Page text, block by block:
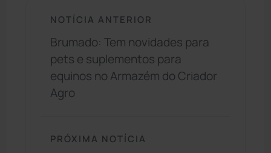
NOTÍCIA ANTERIOR
Brumado: Tem novidades para
pets e suplementos para
equinos no Armazém do Criador
Agro
PRÓXIMA NOTÍCIA